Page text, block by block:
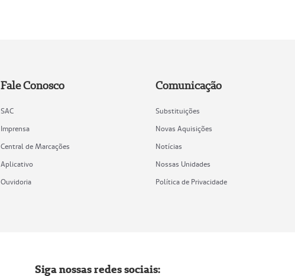
Fale Conosco
SAC
Imprensa
Central de Marcações
Aplicativo
Ouvidoria
Comunicação
Substituições
Novas Aquisições
Notícias
Nossas Unidades
Política de Privacidade
Siga nossas redes sociais: